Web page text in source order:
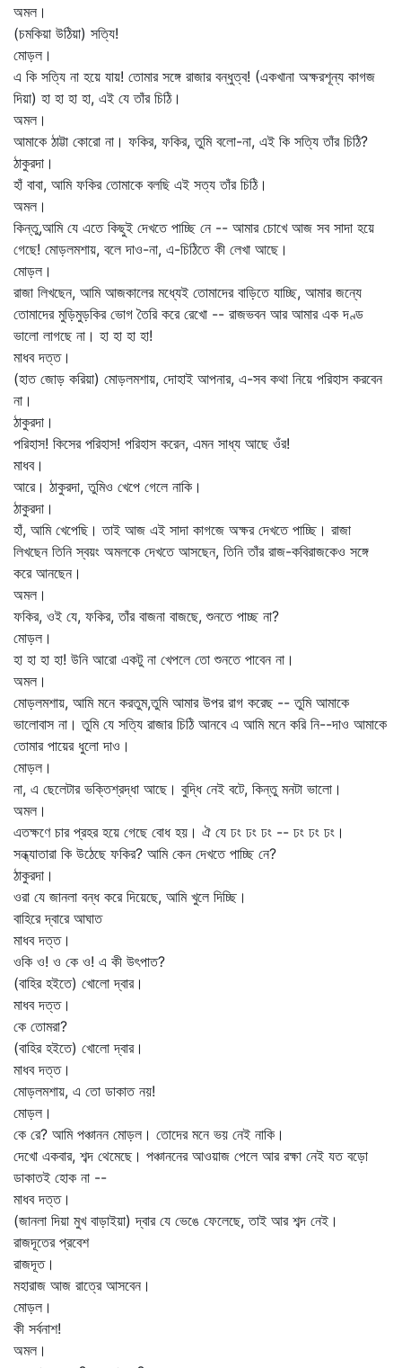
অমল।
(চমকিয়া উঠিয়া) সত্যি!
মোড়ল।
এ কি সত্যি না হয়ে যায়! তোমার সঙ্গে রাজার বন্ধুত্ব! (একখানা অক্ষরশূন্য কাগজ
দিয়া) হা হা হা হা, এই যে তাঁর চিঠি।
অমল।
আমাকে ঠাট্টা কোরো না। ফকির, ফকির, তুমি বলো-না, এই কি সত্যি তাঁর চিঠি?
ঠাকুরদা।
হাঁ বাবা, আমি ফকির তোমাকে বলছি এই সত্য তাঁর চিঠি।
অমল।
কিন্তু,আমি যে এতে কিছুই দেখতে পাচ্ছি নে -- আমার চোখে আজ সব সাদা হয়ে
গেছে! মোড়লমশায়, বলে দাও-না, এ-চিঠিতে কী লেখা আছে।
মোড়ল।
রাজা লিখছেন, আমি আজকালের মধ্যেই তোমাদের বাড়িতে যাচ্ছি, আমার জন্যে
তোমাদের মুড়িমুড়কির ভোগ তৈরি করে রেখো -- রাজভবন আর আমার এক দণ্ড
ভালো লাগছে না। হা হা হা হা!
মাধব দত্ত।
(হাত জোড় করিয়া) মোড়লমশায়, দোহাই আপনার, এ-সব কথা নিয়ে পরিহাস করবেন
না।
ঠাকুরদা।
পরিহাস! কিসের পরিহাস! পরিহাস করেন, এমন সাধ্য আছে ওঁর!
মাধব।
আরে। ঠাকুরদা, তুমিও খেপে গেলে নাকি।
ঠাকুরদা।
হাঁ, আমি খেপেছি। তাই আজ এই সাদা কাগজে অক্ষর দেখতে পাচ্ছি। রাজা
লিখছেন তিনি স্বয়ং অমলকে দেখতে আসছেন, তিনি তাঁর রাজ-কবিরাজকেও সঙ্গে
করে আনছেন।
অমল।
ফকির, ওই যে, ফকির, তাঁর বাজনা বাজছে, শুনতে পাচ্ছ না?
মোড়ল।
হা হা হা হা! উনি আরো একটু না খেপলে তো শুনতে পাবেন না।
অমল।
মোড়লমশায়, আমি মনে করতুম,তুমি আমার উপর রাগ করেছ -- তুমি আমাকে
ভালোবাস না। তুমি যে সত্যি রাজার চিঠি আনবে এ আমি মনে করি নি--দাও আমাকে
তোমার পায়ের ধুলো দাও।
মোড়ল।
না, এ ছেলেটার ভক্তিশ্রদ্ধা আছে। বুদ্ধি নেই বটে, কিন্তু মনটা ভালো।
অমল।
এতক্ষণে চার প্রহর হয়ে গেছে বোধ হয়। ঐ যে ঢং ঢং ঢং -- ঢং ঢং ঢং।
সন্ধ্যাতারা কি উঠেছে ফকির? আমি কেন দেখতে পাচ্ছি নে?
ঠাকুরদা।
ওরা যে জানলা বন্ধ করে দিয়েছে, আমি খুলে দিচ্ছি।
বাহিরে দ্বারে আঘাত
মাধব দত্ত।
ওকি ও! ও কে ও! এ কী উৎপাত?
(বাহির হইতে) খোলো দ্বার।
মাধব দত্ত।
কে তোমরা?
(বাহির হইতে) খোলো দ্বার।
মাধব দত্ত।
মোড়লমশায়, এ তো ডাকাত নয়!
মোড়ল।
কে রে? আমি পঞ্চানন মোড়ল। তোদের মনে ভয় নেই নাকি।
দেখো একবার, শব্দ থেমেছে। পঞ্চাননের আওয়াজ পেলে আর রক্ষা নেই যত বড়ো
ডাকাতই হোক না --
মাধব দত্ত।
(জানলা দিয়া মুখ বাড়াইয়া) দ্বার যে ভেঙে ফেলেছে, তাই আর শব্দ নেই।
রাজদূতের প্রবেশ
রাজদূত।
মহারাজ আজ রাত্রে আসবেন।
মোড়ল।
কী সর্বনাশ!
অমল।